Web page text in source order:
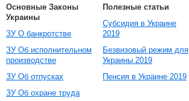
Основные Законы
Украины
ЗУ О банкротстве
ЗУ Об исполнительном
производстве
ЗУ Об отпусках
ЗУ Об охране труда
Полезные статьи
Субсидия в Украине
2019
Безвизовый режим для
Украины 2019
Пенсия в Украине 2019